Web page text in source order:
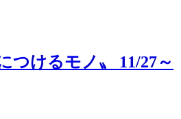
つけるモノ〟 11/27～